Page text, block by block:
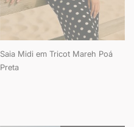
Saia Midi em Tricot Mareh Poá
Preta